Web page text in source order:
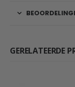
GERELATEERDE